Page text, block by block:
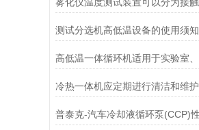
测试分选机高低温设备的使用须知
冷热一体机应定期进行清洁和维护